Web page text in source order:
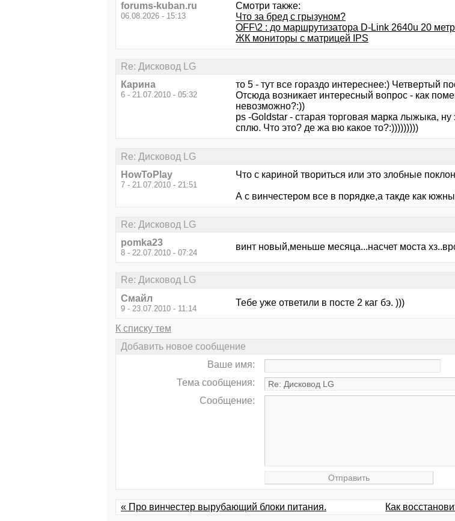
forums-kuban.ru
06.08.2026 - 15:13
Смотри также:
Что за бред с грызуном?
OFF\2 : до маршрутизатора D-Link 2640u 20
ЖК мониторы с матрицей IPS
Re: Дисковод LG
Карина
6 - 21.07.2010 - 05:32
то 5 - тут все гораздо интереснее:) Четвертый
Отсюда возникает интересный вопрос - как
невозможно?:))
ps -Goldstar - старая торговая марка лыжыка,
сплю. Что это? де жа вю какое то?:)))))))))
Re: Дисковод LG
HowToPlay
7 - 21.07.2010 - 21:51
Что с кариной твориться или это злобные
А с винчестером все в порядке,а такде как
Re: Дисковод LG
pomka23
8 - 22.07.2010 - 07:24
винт новый,меньше месяца...насчет моста
Re: Дисковод LG
Смайл
9 - 23.07.2010 - 11:14
Тебе уже ответили в посте 2 каг бэ. )))
К списку тем
Добавить новое сообщение
Ваше имя:
Тема сообщения:
Сообщение:
« Про винчестер вырубающий блоки питания. Как